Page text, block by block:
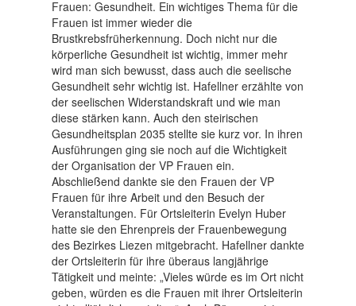
Frauen: Gesundheit. Ein wichtiges Thema für die
Frauen ist immer wieder die
Brustkrebsfrüherkennung. Doch nicht nur die
körperliche Gesundheit ist wichtig, immer mehr
wird man sich bewusst, dass auch die seelische
Gesundheit sehr wichtig ist. Hafellner erzählte von
der seelischen Widerstandskraft und wie man
diese stärken kann. Auch den steirischen
Gesundheitsplan 2035 stellte sie kurz vor. In ihren
Ausführungen ging sie noch auf die Wichtigkeit
der Organisation der VP Frauen ein.
Abschließend dankte sie den Frauen der VP
Frauen für ihre Arbeit und den Besuch der
Veranstaltungen. Für Ortsleiterin Evelyn Huber
hatte sie den Ehrenpreis der Frauenbewegung
des Bezirkes Liezen mitgebracht. Hafellner dankte
der Ortsleiterin für ihre überaus langjährige
Tätigkeit und meinte: „Vieles würde es im Ort nicht
geben, würden es die Frauen mit ihrer Ortsleiterin